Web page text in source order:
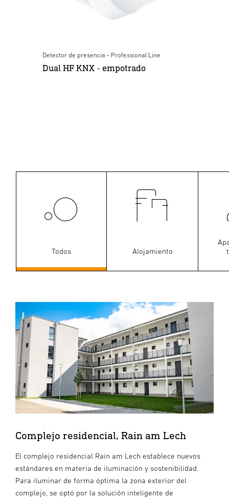
Detector de presencia - Professional Line
Dual HF KNX - empotrado
Todos Alojamiento
Complejo residencial, Rain am Lech
El complejo residencial Rain am Lech establece nuevos
estándares en materia de iluminación y sostenibilidad.
Para iluminar de forma óptima la zona exterior del
complejo, se optó por la solución inteligente de